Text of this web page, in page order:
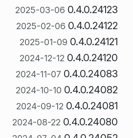
0.4.0.24123
2025-03-06
0.4.0.24122
2025-02-06
0.4.0.24121
2025-01-09
0.4.0.24120
2024-12-12
0.4.0.24083
2024-11-07
0.4.0.24082
2024-10-10
0.4.0.24081
2024-09-12
0.4.0.24080
2024-08-22